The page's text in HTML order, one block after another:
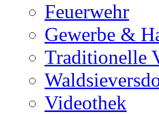
Feuerwehr
Gewerbe &
Traditionelle
Videothek